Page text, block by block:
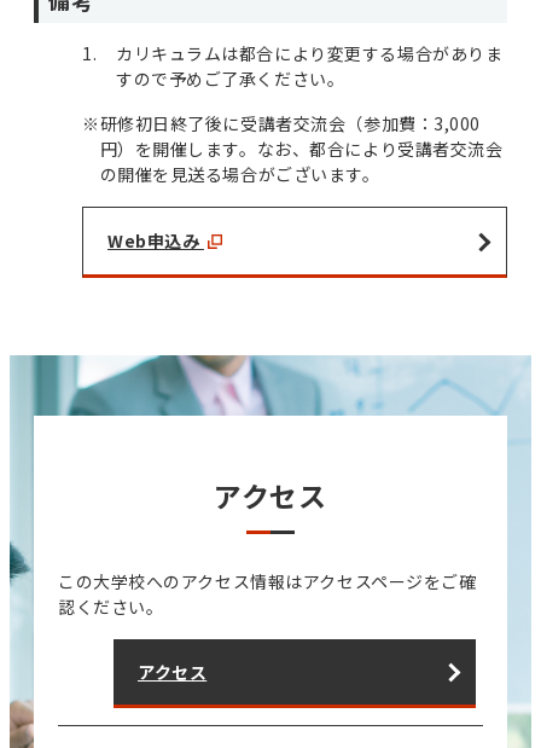
カリキュラムは都合により変更する場合がありま
すので予めご了承ください。
※研修初日終了後に受講者交流会（参加費：3,000
円）を開催します。なお、都合により受講者交流会
の開催を見送る場合がございます。
Web申込み
アクセス
この大学校へのアクセス情報はアクセスページをご確
認ください。
アクセス